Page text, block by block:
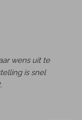
wens uit te
is snel